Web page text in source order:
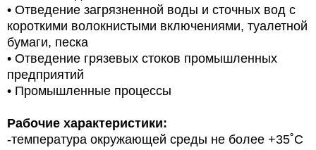
• Отведение загрязненной воды и сточных вод с
короткими волокнистыми включениями, туалетной
бумаги, песка
• Отведение грязевых стоков промышленных
предприятий
• Промышленные процессы
Рабочие характеристики:
-температура окружающей среды не более +35˚С